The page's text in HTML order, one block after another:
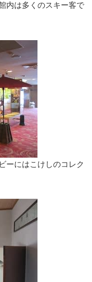
内は多くのスキー客で
ーにはこけしのコレク